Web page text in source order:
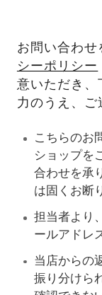
お問い合わせ
シーポリシー
意いただき、
力のうえ、ご
こちらのお
ショップを
合わせを承
は固くお断
担当者より
ールアドレ
当店からの
振り分けら